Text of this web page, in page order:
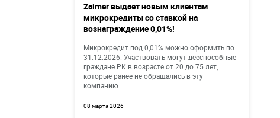
Zaimer выдает новым клиентам
микрокредиты со ставкой на
вознаграждение 0,01%!
Микрокредит под 0,01% можно оформить по
31.12.2026. Участвовать могут дееспособные
граждане РК в возрасте от 20 до 75 лет,
которые ранее не обращались в эту
компанию.
08 марта 2026